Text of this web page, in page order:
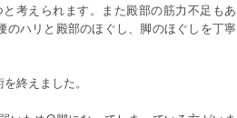
考えられます。また殿部の筋力不足もあ
のハリと殿部のほぐし、脚のほぐしを丁寧
終えました。